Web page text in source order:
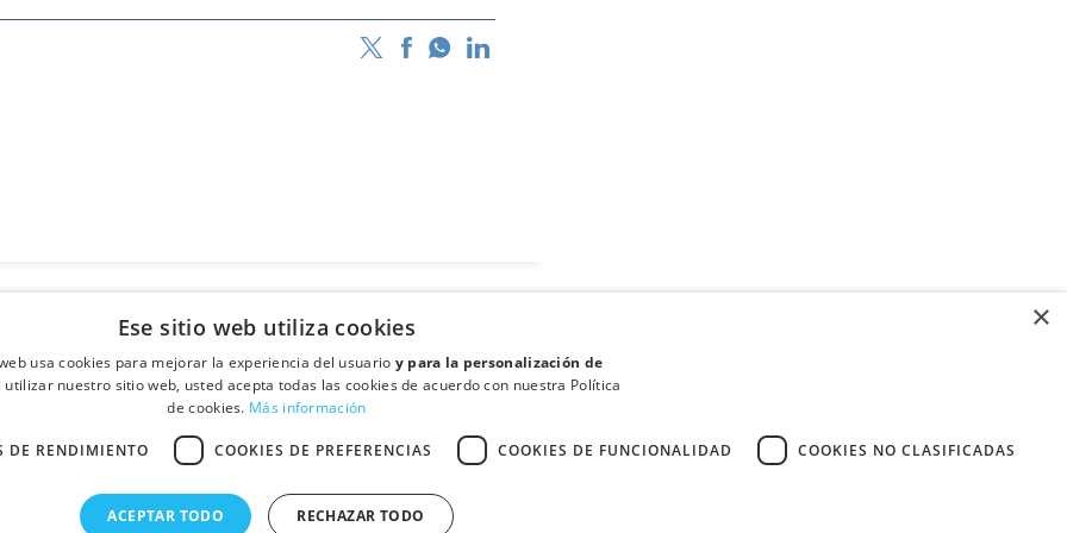
Perpétua de Mogoda (Barcelona) ·Contactar Condiciones de Venta y Política de Privacidad
© Fullcolor Printcolor S.L.
×
Ese sitio web utiliza cookies
usa cookies para mejorar la experiencia del usuario y para la personalización de
utilizar nuestro sitio web, usted acepta todas las cookies de acuerdo con nuestra Política
de cookies. Más información
DE RENDIMIENTO COOKIES DE PREFERENCIAS COOKIES DE FUNCIONALIDAD COOKIES NO CLASIFICADAS
ACEPTAR TODO RECHAZAR TODO